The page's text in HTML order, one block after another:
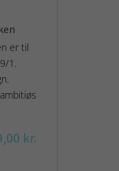
er til
1.
kr.